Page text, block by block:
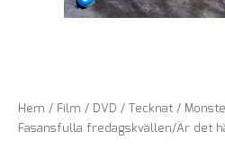
Hem / Film / DVD /Tecknat/
Fasansfulla fredagskvällen/Är det